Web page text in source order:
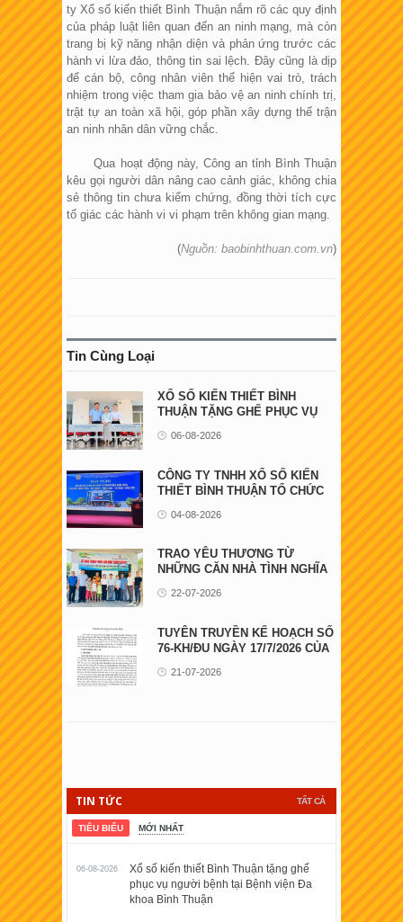
ty Xổ số kiến thiết Bình Thuận nắm rõ các quy định
của pháp luật liên quan đến an ninh mạng, mà còn
trang bị kỹ năng nhận diện và phản ứng trước các
hành vi lừa đảo, thông tin sai lệch. Đây cũng là dịp
để cán bộ, công nhân viên thể hiện vai trò, trách
nhiệm trong việc tham gia bảo vệ an ninh chính trị,
trật tự an toàn xã hội, góp phần xây dựng thế trận
an ninh nhân dân vững chắc.
Qua hoạt động này, Công an tỉnh Bình Thuận
kêu gọi người dân nâng cao cảnh giác, không chia
sẻ thông tin chưa kiểm chứng, đồng thời tích cực
tố giác các hành vi vi phạm trên không gian mạng.
(Nguồn: baobinhthuan.com.vn)
Tin Cùng Loại
XỔ SỐ KIẾN THIẾT BÌNH
THUẬN TẶNG GHẾ PHỤC VỤ
06-08-2026
CÔNG TY TNHH XỔ SỐ KIẾN
THIẾT BÌNH THUẬN TỔ CHỨC
04-08-2026
TRAO YÊU THƯƠNG TỪ
NHỮNG CĂN NHÀ TÌNH NGHĨA
22-07-2026
TUYÊN TRUYỀN KẾ HOẠCH SỐ
76-KH/ĐU NGÀY 17/7/2026 CỦA
21-07-2026
TẤT CẢ
TIN TỨC
TIÊU BIỂU MỚI NHẤT
06-08-2026
Xổ số kiến thiết Bình Thuận tặng ghế
phục vụ người bệnh tại Bệnh viện Đa
khoa Bình Thuận